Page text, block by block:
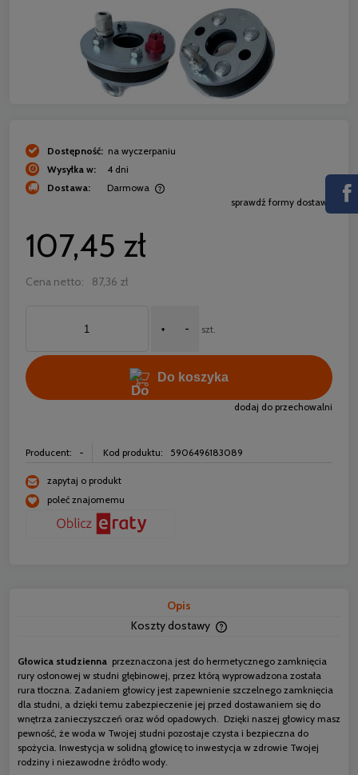
Dostępność: na wyczerpaniu
Wysyłka w:
4 dni
Dostawa:
Darmowa
Cena nie zawiera ewentualnych kosztów płatnościsprawdź formy dostawy
107,45 zł
Cena netto: 87,36 zł
+ - szt.
Do koszyka
dodaj do przechowalni
Producent: - Kod produktu: 5906496183089
zapytaj o produkt
poleć znajomemu
Opis
Koszty dostawy
płatności
Głowica studzienna przeznaczona jest do hermetycznego zamknięcia
rury osłonowej w studni głębinowej, przez którą wyprowadzona została
rura tłoczna. Zadaniem głowicy jest zapewnienie szczelnego zamknięcia
dla studni, a dzięki temu zabezpieczenie jej przed dostawaniem się do
wnętrza zanieczyszczeń oraz wód opadowych. Dzięki naszej głowicy masz
pewność, że woda w Twojej studni pozostaje czysta i bezpieczna do
spożycia. Inwestycja w solidną głowicę to inwestycja w zdrowie Twojej
rodziny i niezawodne źródło wody.